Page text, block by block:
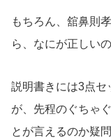
もちろん、舘鼻則
ら、なにが正しい
説明書きには3点セ
が、先程のぐちゃ
とが言えるのか疑問